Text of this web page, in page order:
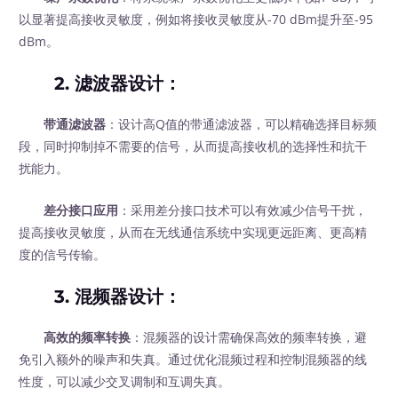
以显著提高接收灵敏度，例如将接收灵敏度从-70 dBm提升至-95
dBm。
2.滤波器设计：
带通滤波器 ：设计高Q值的带通滤波器，可以精确选择目标频
段，同时抑制掉不需要的信号，从而提高接收机的选择性和抗干
扰能力。
差分接口应用 ：采用差分接口技术可以有效减少信号干扰，
提高接收灵敏度，从而在无线通信系统中实现更远距离、更高精
度的信号传输。
3.混频器设计：
高效的频率转换 ：混频器的设计需确保高效的频率转换，避
免引入额外的噪声和失真。通过优化混频过程和控制混频器的线
性度，可以减少交叉调制和互调失真。